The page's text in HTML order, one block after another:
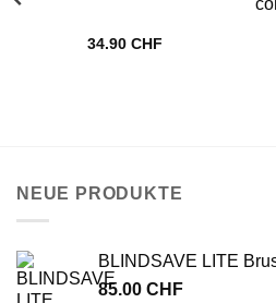
34.90 CHF
NEUE PRODUKTE
BLINDSAVE LITE
85.00 CHF